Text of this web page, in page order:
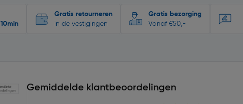
10min
Gratis retourneren
in de vestigingen
Gratis bezorging
Vanaf €50,-
Gemiddelde klantbeoordelingen